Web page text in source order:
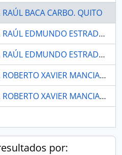
BACA CARBO. QUITO
FAMILIARES DEL ING. RAÚL EDMUNDO ESTRADA ALBUJA.
FAMILIARES DEL ING. RAÚL EDMUNDO ESTRADA ALBUJA.
FAMILIARES DEL ING. ROBERTO XAVIER MANCIATI ALARCON.
FAMILIARES DEL ING. ROBERTO XAVIER MANCIATI ALARCON.
por: